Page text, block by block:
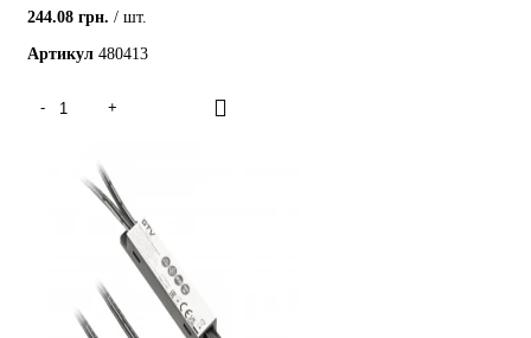
244.08 грн.
шт.
Артикул 480413